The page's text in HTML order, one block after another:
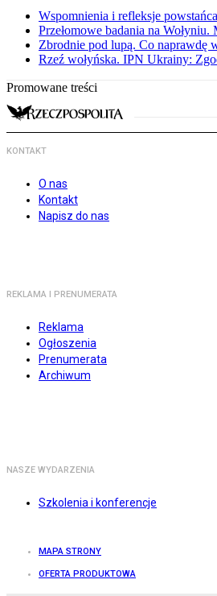
Wspomnienia i refleksje
Przełomowe badania na
Zbrodnie pod lupą. Co naprawdę
Rzeź wołyńska. IPN Ukrainy:
Promowane treści
KONTAKT
O nas
Kontakt
Napisz do nas
REKLAMA I PRENUMERATA
Reklama
Ogłoszenia
Prenumerata
Archiwum
NASZE WYDARZENIA
Szkolenia i konferencje
MAPA STRONY
OFERTA PRODUKTOWA